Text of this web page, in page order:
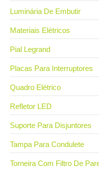
Luminária De Embutir
Materiais Elétricos
Pial Legrand
Placas Para Interruptores
Quadro Elétrico
Refletor LED
Suporte Para Disjuntores
Tampa Para Condulete
Torneira Com Filtro De